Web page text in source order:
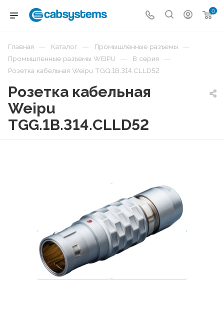
0
Главная — Каталог — Промышленные разъемы —
Промышленные разъемы WEIPU — B серия —
Розетка кабельная Weipu TGG.1B.314.CLLD52
Розетка кабельная
Weipu
TGG.1B.314.CLLD52